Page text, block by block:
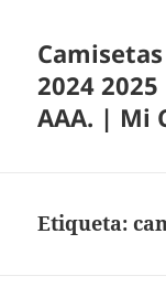
2024
AAA. | Mi
Etiqueta: